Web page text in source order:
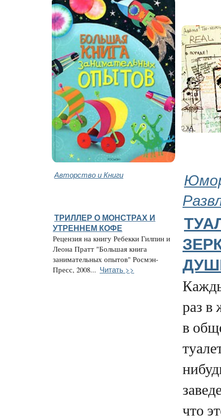
Авторство и Книги
ТРИЛЛЕР О МОНСТРАХ И
УТРЕННЕМ КОФЕ
Рецензия на книгу Ребекки Гилпин и
Леона Пратт "Большая книга
занимательных опытов" Росмэн-
Пресс, 2008... Читать >>
раз в
в
что